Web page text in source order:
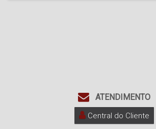
ATENDIMENTO
Central do Cliente